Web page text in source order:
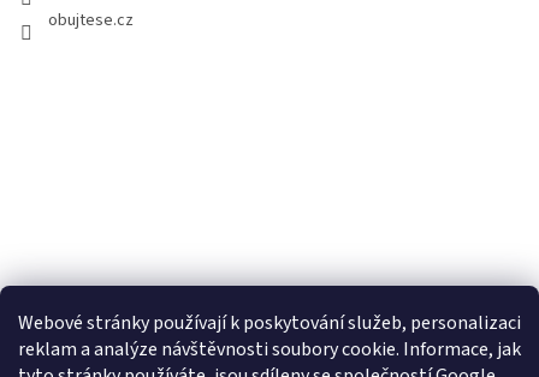
Webové stránky používají k poskytování služeb, personalizaci
reklam a analýze návštěvnosti soubory cookie. Informace, jak
obujtese.cz